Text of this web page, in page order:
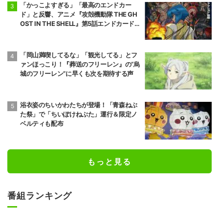
「かっこよすぎる」「最高のエンドカー
ド」と反響、アニメ『攻殻機動隊 THE GH
OST IN THE SHELL』第5話エンドカード公
「岡山満喫してるな」「観光してる」とフ
ァンほっこり！『葬送のフリーレン』の“烏
城のフリーレン”に早くも次を期待する声
浴衣姿のちいかわたちが登場！「青森ねぶ
た祭」で「ちいぽけねぶた」運行＆限定ノ
ベルティも配布
もっと見る
番組ランキング